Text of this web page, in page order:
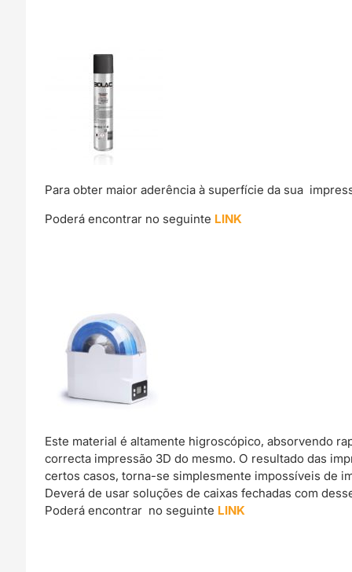
Para obter maior aderência à superfície da sua
Poderá encontrar no seguinte LINK
Este material é altamente higroscópico, absorvendo
correcta impressão 3D do mesmo. O resultado das
certos casos, torna-se simplesmente impossíveis de
Deverá de usar soluções de caixas fechadas com
Poderá encontrar no seguinte LINK